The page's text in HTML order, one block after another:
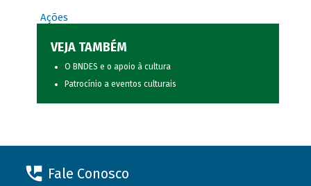
Ações
VEJA TAMBÉM
O BNDES e o apoio à cultura
Patrocínio a eventos culturais
Fale Conosco